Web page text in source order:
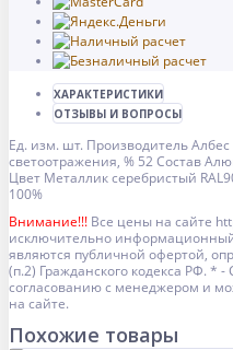
ХАРАКТЕРИСТИКИ
ОТЗЫВЫ И ВОПРОСЫ
Ед. изм. шт. ПроизводительАлбес
светоотражения, % 52Состав
Цвет Металлик серебристый
100%
Внимание!!! Все цены на сайте
исключительно информационный
являются публичной офертой,
(п.2) Гражданского кодекса РФ. *
согласованию с менеджером и
на сайте.
Похожие товары